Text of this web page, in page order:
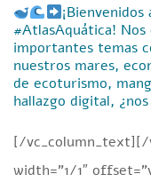
#AtlasAquática!
importantes temas
nuestros mares,
de ecoturismo,
hallazgo digital,
[/vc_column_text][/
width=”1/1″